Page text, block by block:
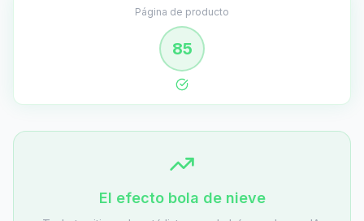
Página de producto
85
El efecto bola de nieve